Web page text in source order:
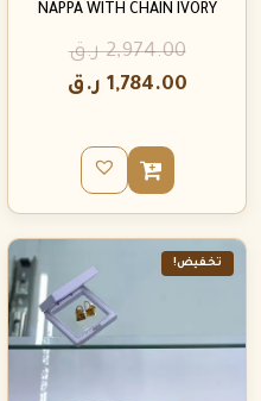
NAPPA WITH CHAIN IVORY
2,974.00 ر.ق
1,784.00 ر.ق
تخفيض!